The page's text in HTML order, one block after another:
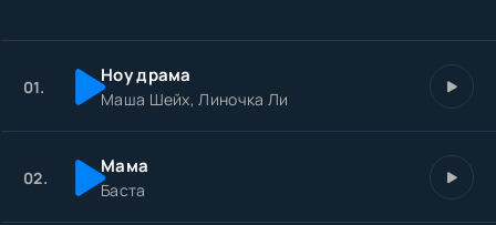
01. Ноу драма
Маша Шейх, Линочка Ли
02. Мама
Баста